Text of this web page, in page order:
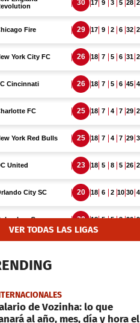
VER TODAS LAS LIGAS
de Vozinha: lo que
al año, mes, día y hora el